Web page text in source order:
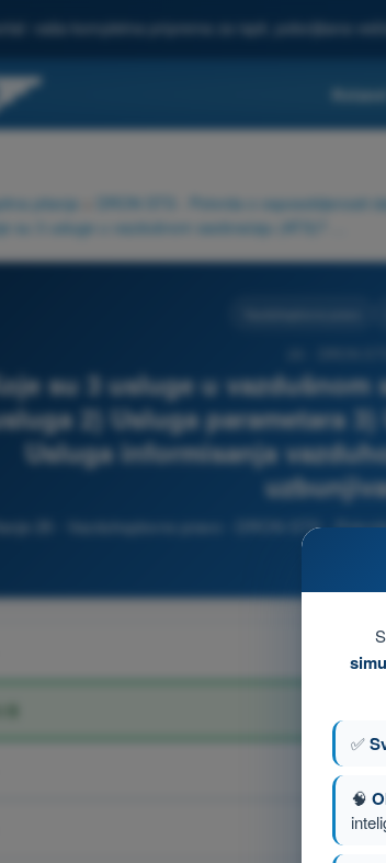
vaša kompletna priprema za ispit, poboljšana
Kvizovi
pitanja DRON STS - Potvrda o osposobljenosti
su 3 usluge u vazdušnom
2) Usluga parametara
Usluga informisanja
26 - Vazduhoplovno pravo - DRON STS -
✅
🧠